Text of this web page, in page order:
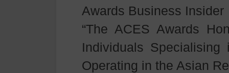
Awards Business Insider
“The ACES Awards
Individuals
Operating in the Asian